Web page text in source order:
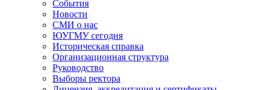
События
Новости
СМИ о нас
ЮУГМУ сегодня
Историческая справка
Организационная структура
Руководство
Выборы ректора